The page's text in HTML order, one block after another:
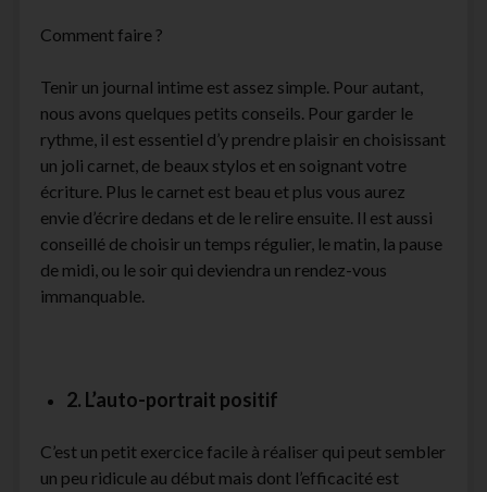
Comment faire ?
Tenir un journal intime est assez simple. Pour autant,
nous avons quelques petits conseils. Pour garder le
rythme, il est essentiel d’y prendre plaisir en choisissant
un joli carnet, de beaux stylos et en soignant votre
écriture. Plus le carnet est beau et plus vous aurez
envie d’écrire dedans et de le relire ensuite. Il est aussi
conseillé de choisir un temps régulier, le matin, la pause
de midi, ou le soir qui deviendra un rendez-vous
immanquable.
2. L’auto-portrait positif
C’est un petit exercice facile à réaliser qui peut sembler
un peu ridicule au début mais dont l’efficacité est